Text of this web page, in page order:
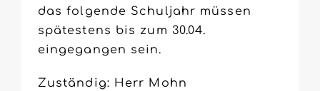
das folgende Schuljahr müssen
spätestens bis zum 30.04.
eingegangen sein.
Zuständig: Herr Mohn